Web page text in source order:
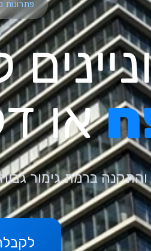
או
והתקנה ברמת גימור